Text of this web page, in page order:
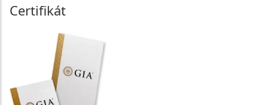
Certifikát